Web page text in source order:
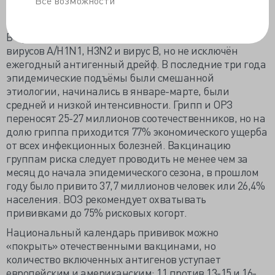
язвы, чаще, семейные очаги при употреблении
В предстоящем сезоне будут актуальны штаммы
вирусов A/H1N1, H3N2 и вирус B, но не исключён
ежегодный антигенный дрейф. В последние три года
эпидемические подъёмы были смешанной
этиологии, начинались в январе-марте, были
средней и низкой интенсивности. Грипп и ОРЗ
переносят 25-27 миллионов соотечественников, но на
долю гриппа приходится 77% экономического ущерба
от всех инфекционных болезней. Вакцинацию
группам риска следует проводить не менее чем за
месяц до начала эпидемического сезона, в прошлом
году было привито 37,7 миллионов человек или 26,4%
населения. ВОЗ рекомендует охватывать
прививками до 75% рисковых когорт.
Национальный календарь прививок можно
«покрыть» отечественными вакцинами, но
количество включенных антигенов уступает